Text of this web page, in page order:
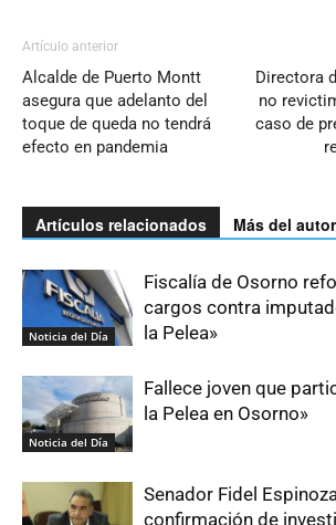
Artículo anterior
Alcalde de Puerto Montt
asegura que adelanto del
toque de queda no tendrá
efecto en pandemia
Directora
no
caso de
Artículos relacionados Más del autor
Noticia del Día
Fiscalía de Osorno
cargos contra
la Pelea»
Noticia del Día
Fallece joven que
la Pelea en Osorno»
Senador Fidel
confirmación de